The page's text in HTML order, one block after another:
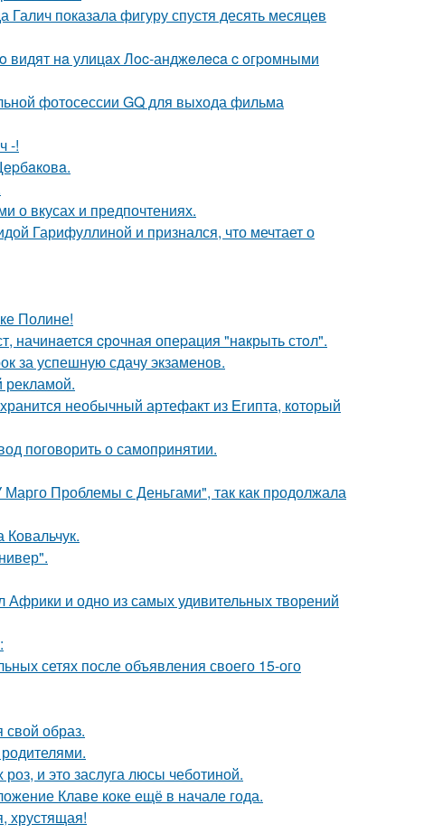
показала фигуру спустя десять месяцев
видят нa улицaх Лoc-анджeлeca c oгpoмными
фотосессии GQ для выхода фильма
-!
о вкусах и предпочтениях.
Гарифуллиной и признался, что мечтает о
Полине!
начинaется cрoчная опеpация "нaкрыть стoл".
за успешную сдачу экзаменов.
рекламой.
необычный артефакт из Египта, который
поговорить о самопринятии.
Проблемы с Деньгами", так как продолжала
Африки и одно из самых удивительных творений
сетях после объявления своего 15-ого
свой образ.
и это заслуга люсы чеботиной.
Клаве коке ещё в начале года.
хрустящая!